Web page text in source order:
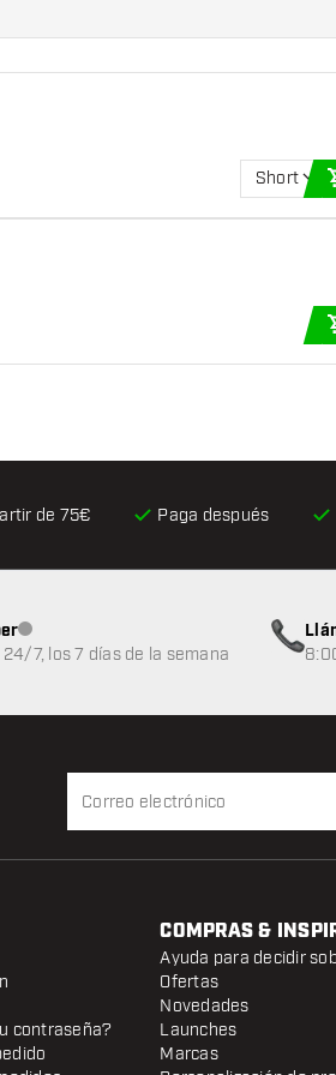
Short
de 75€ Paga después
Atención al cliente no disponible
7, los 7 días de la semana
contraseña?
COMPRAS &
Ayuda para decidir
Ofertas
Novedades
Launches
Marcas